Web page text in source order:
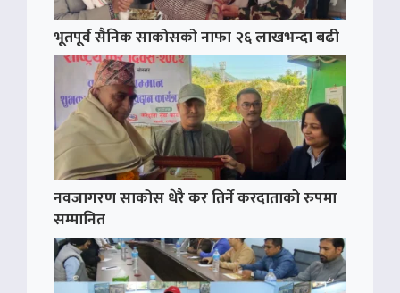
भूतपूर्व सैनिक साकोसको नाफा २६ लाखभन्दा बढी
नवजागरण साकोस धेरै कर तिर्ने करदाताको रुपमा
सम्मानित